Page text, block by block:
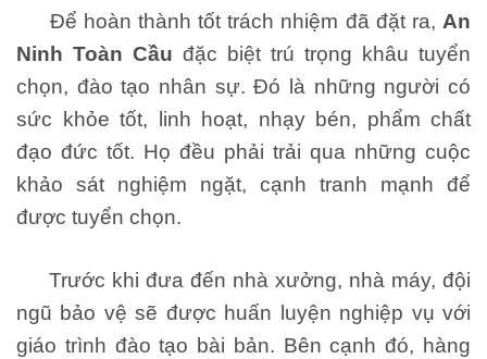
Để hoàn thành tốt trách nhiệm đã đặt ra, An
Ninh Toàn Cầu đặc biệt trú trọng khâu tuyển
chọn, đào tạo nhân sự. Đó là những người có
sức khỏe tốt, linh hoạt, nhạy bén, phẩm chất
đạo đức tốt. Họ đều phải trải qua những cuộc
khảo sát nghiệm ngặt, cạnh tranh mạnh để
được tuyển chọn.
Trước khi đưa đến nhà xưởng, nhà máy, đội
ngũ bảo vệ sẽ được huấn luyện nghiệp vụ với
giáo trình đào tạo bài bản. Bên cạnh đó, hàng